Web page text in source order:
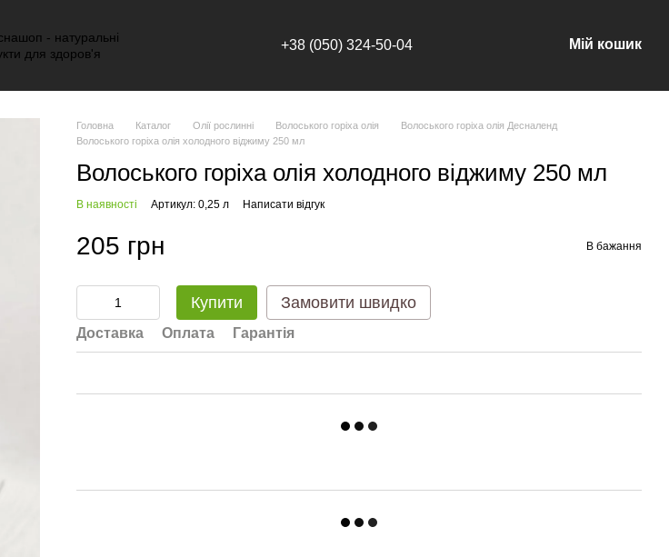
+38 (050) 324-50-04 Мій кошик
Головна Каталог Олії рослинні Волоського горіха олія
Волоського горіха олія Десналенд
Волоського горіха олія холодного віджиму 250 мл
Волоського горіха олія холодного віджиму 250 мл
В наявності Артикул: 0,25 л Написати відгук
205 грн В бажання
Купити Замовити швидко
Доставка Оплата Гарантія